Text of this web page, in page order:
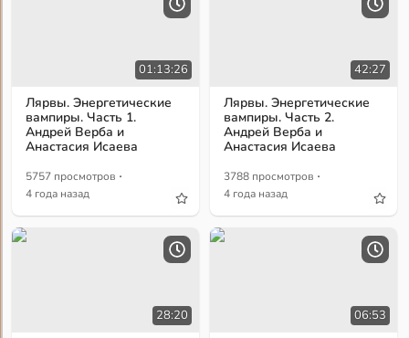
01:13:26
Лярвы. Энергетические
вампиры. Часть 1.
Андрей Верба и
Анастасия Исаева
5757 просмотров ·
4 года назад
42:27
Лярвы. Энергетические
вампиры. Часть 2.
Андрей Верба и
Анастасия Исаева
3788 просмотров ·
4 года назад
28:20 06:53